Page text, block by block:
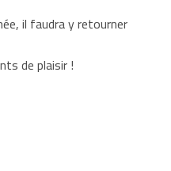
il faudra y retourner
de plaisir !